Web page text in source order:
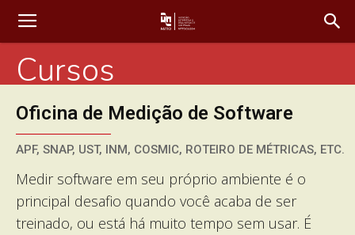
Cursos
Oficina de Medição de Software
APF, SNAP, UST, INM, COSMIC, ROTEIRO DE MÉTRICAS, ETC.
Medir software em seu próprio ambiente é o
principal desafio quando você acaba de ser
treinado, ou está há muito tempo sem usar. É